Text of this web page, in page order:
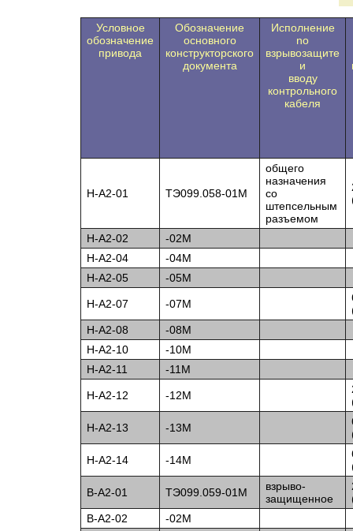
Условное
обозначение
привода
Обозначение
основного
конструкторского
документа
Исполнение
no
взрывозащите
и
вводу
контрольного
кабеля
Н-А2-01 ТЭ099.058-01М
общего
назначения
со
штепсельным
разъемом
Н-А2-02
-02М
Н-А2-04
-04М
Н-А2-05
-05М
Н-А2-07 -07М
Н-А2-08
-08М
Н-А2-10
-10М
Н-А2-11
-11М
Н-А2-12 -12М
Н-А2-13 -13М
Н-А2-14 -14М
B-А2-01 ТЭ099.059-01М
взрыво-
защищенное
B-А2-02
-02М